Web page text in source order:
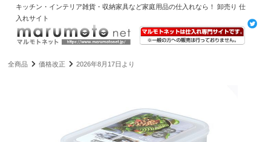
キッチン・インテリア雑貨・収納家具など家庭用品の仕入れなら！ 卸売り 仕
入れサイト
全商品 価格改正 2026年8月17日より